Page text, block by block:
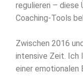
regulieren – diese
Coaching-Tools
Zwischen 2016
intensive Zeit. Ich
einer emotionalen